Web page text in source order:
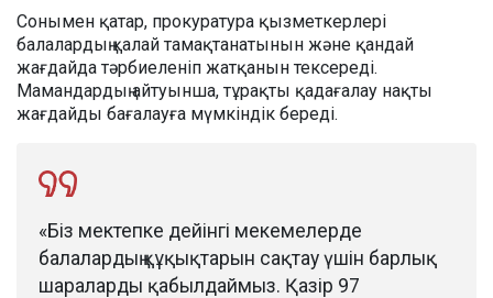
Сонымен қатар, прокуратура қызметкерлері
балалардың қалай тамақтанатынын және қандай
жағдайда тәрбиеленіп жатқанын тексереді.
Мамандардың айтуынша, тұрақты қадағалау нақты
жағдайды бағалауға мүмкіндік береді.
«Біз мектепке дейінгі мекемелерде
балалардың құқықтарын сақтау үшін барлық
шараларды қабылдаймыз. Қазір 97